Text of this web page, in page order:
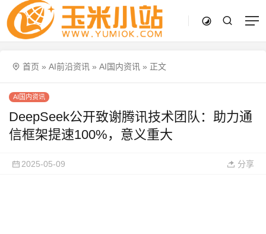
首页 » AI前沿资讯 » AI国内资讯 » 正文
AI国内资讯
DeepSeek公开致谢腾讯技术团队：助力通
信框架提速100%，意义重大
2025-05-09 分享